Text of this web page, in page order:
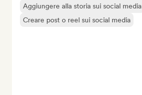
Aggiungere alla storia sui social media
Creare post o reel sui social media